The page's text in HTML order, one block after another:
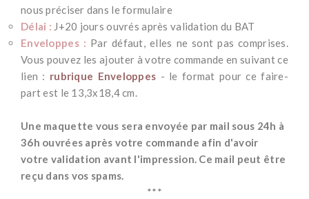
nous préciser dans le formulaire
Délai : J+20 jours ouvrés après validation du BAT
Enveloppes : Par défaut, elles ne sont pas comprises.
Vous pouvez les ajouter à votre commande en suivant ce
lien : rubrique Enveloppes - le format pour ce faire-
part est le 13,3x18,4 cm.
Une maquette vous sera envoyée par mail sous 24h à
36h ouvrées après votre commande afin d'avoir
votre validation avant l'impression. Ce mail peut être
reçu dans vos spams.
***